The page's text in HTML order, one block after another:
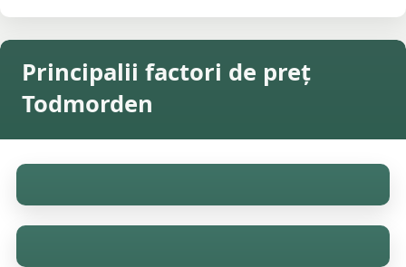
Principalii factori de preț
Todmorden